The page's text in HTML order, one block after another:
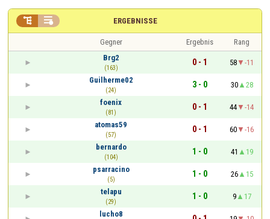
ERGEBNISSE
 
Gegner Ergebnis
Rang
Brg2
(163)
0 - 1 58
-11
Guilherme02
(24)
3 - 0 30
28
foenix
(81)
0 - 1 44
-14
atomas59
(57)
0 - 1 60
-16
bernardo
(104)
1 - 0 41
19
psarracino
(5)
1 - 0 26
15
telapu
(29)
1 - 0 9
17
lucho8